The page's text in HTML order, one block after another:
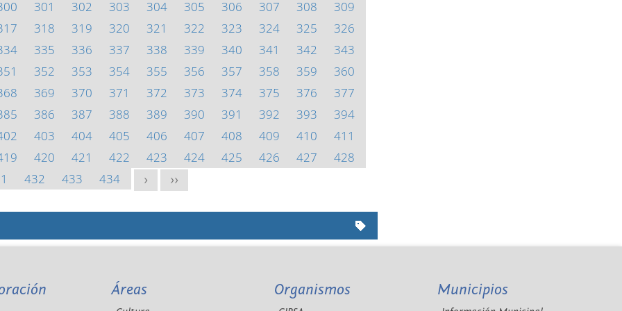
301 302 303 304 305 306 307 308
309
318 319 320 321 322 323 324 325
326
335 336 337 338 339 340 341 342
343
352 353 354 355 356 357 358 359
360
369 370 371 372 373 374 375 376
377
386 387 388 389 390 391 392 393
394
403 404 405 406 407 408 409 410
411
420 421 422 423 424 425 426 427
428
432 433 434 > >>
Áreas Organismos Municipios